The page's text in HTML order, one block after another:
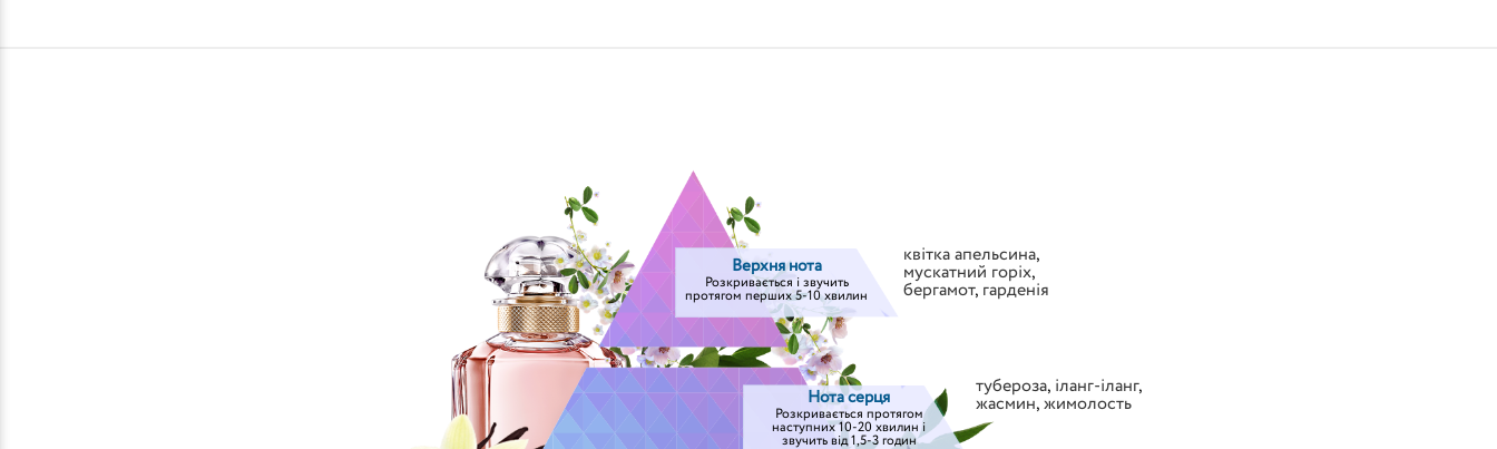
Верхня нота
Розкривається і звучить
протягом перших 5-10 хвилин
квітка апельсина,
мускатний горіх,
бергамот, гарденія
Нота серця
Розкривається протягом
наступних 10-20 хвилин і
звучить від 1,5-3 годин
тубероза, іланг-іланг,
жасмин, жимолость